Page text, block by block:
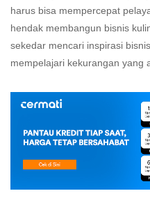
harus bisa mempercepat
hendak membangun bisnis
sekedar mencari inspirasi
mempelajari kekurangan yang